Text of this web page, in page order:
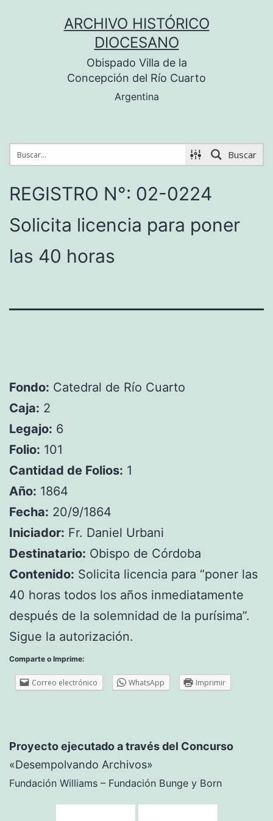
ARCHIVO HISTÓRICO
DIOCESANO
Obispado Villa de la
Concepción del Río Cuarto
Argentina
Buscar
REGISTRO N°: 02-0224
Solicita licencia para poner
las 40 horas
Fondo: Catedral de Río Cuarto
Caja: 2
Legajo: 6
Folio: 101
Cantidad de Folios: 1
Año: 1864
Fecha: 20/9/1864
Iniciador: Fr. Daniel Urbani
Destinatario: Obispo de Córdoba
Contenido: Solicita licencia para “poner las
40 horas todos los años inmediatamente
después de la solemnidad de la purísima”.
Sigue la autorización.
Comparte o Imprime:
Correo electrónico WhatsApp Imprimir
Proyecto ejecutado a través del Concurso
«Desempolvando Archivos»
Fundación Williams – Fundación Bunge y Born